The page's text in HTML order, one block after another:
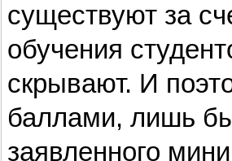
существуют за
обучения
скрывают. И
баллами, лишь
заявленного